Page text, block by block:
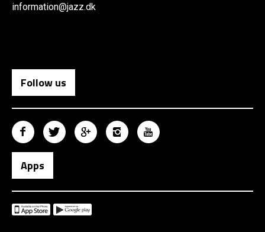
information@jazz.dk
Follow us
Apps